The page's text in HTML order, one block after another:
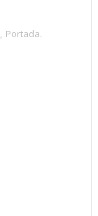
, Portada.